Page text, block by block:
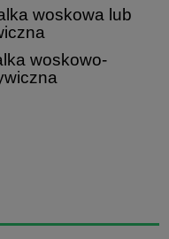
woskowa lub
woskowo-